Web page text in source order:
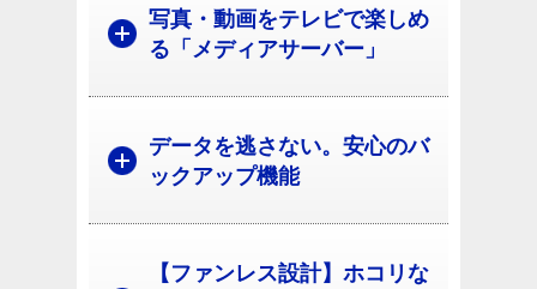
写真・動画をテレビで楽しめ
る「メディアサーバー」
データを逃さない。安心のバ
ックアップ機能
【ファンレス設計】ホコリな